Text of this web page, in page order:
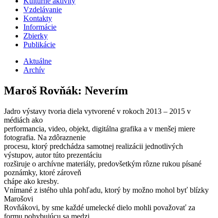
Vzdelávanie
Kontakty
Informácie
Zbierky
Publikácie
Aktuálne
Archív
Maroš Rovňák: Neverím
Jadro výstavy tvoria diela vytvorené v rokoch 2013 – 2015 v
médiách ako
performancia, video, objekt, digitálna grafika a v menšej miere
fotografia. Na zdôraznenie
procesu, ktorý predchádza samotnej realizácii jednotlivých
výstupov, autor túto prezentáciu
rozširuje o archívne materiály, predovšetkým rôzne rukou písané
poznámky, ktoré zároveň
chápe ako kresby.
Vnímané z istého uhla pohľadu, ktorý by možno mohol byť blízky
Marošovi
Rovňákovi, by sme každé umelecké dielo mohli považovať za
formu pohybujúcu sa medzi